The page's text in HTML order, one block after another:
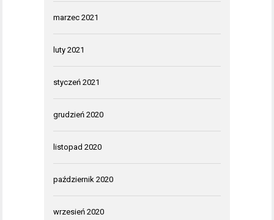
marzec 2021
luty 2021
styczeń 2021
grudzień 2020
listopad 2020
październik 2020
wrzesień 2020